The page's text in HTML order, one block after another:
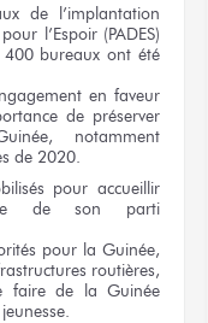
de l’implantation
pour l’Espoir(PADES)
400bureauxont été
en faveur
de préserver
notamment
de 2020.
pour accueillir
de son parti
pour la Guinée,
routières,
faire de la Guinée